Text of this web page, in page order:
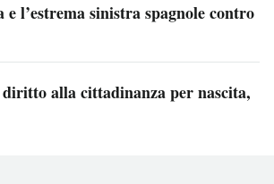
e l’estrema sinistra spagnole contro
alla cittadinanza per nascita,